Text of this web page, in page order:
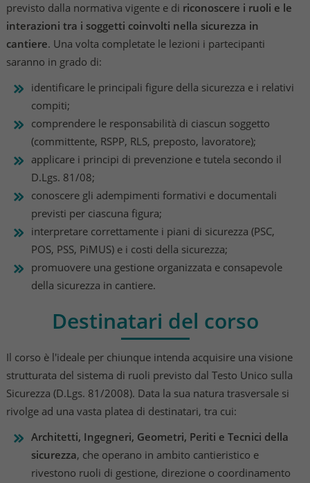
previsto dalla normativa vigente e di riconoscere i ruoli e le
interazioni tra i soggetti coinvolti nella sicurezza in
cantiere. Una volta completate le lezioni i partecipanti
saranno in grado di:
identificare le principali figure della sicurezza e i relativi
compiti;
comprendere le responsabilità di ciascun soggetto
(committente, RSPP, RLS, preposto, lavoratore);
applicare i principi di prevenzione e tutela secondo il
D.Lgs. 81/08;
conoscere gli adempimenti formativi e documentali
previsti per ciascuna figura;
interpretare correttamente i piani di sicurezza (PSC,
POS, PSS, PiMUS) e i costi della sicurezza;
promuovere una gestione organizzata e consapevole
della sicurezza in cantiere.
Destinatari del corso
Il corso è l'ideale per chiunque intenda acquisire una visione
strutturata del sistema di ruoli previsto dal Testo Unico sulla
Sicurezza (D.Lgs. 81/2008). Data la sua natura trasversale si
rivolge ad una vasta platea di destinatari, tra cui:
Architetti, Ingegneri, Geometri, Periti e Tecnici della
sicurezza, che operano in ambito cantieristico e
rivestono ruoli di gestione, direzione o coordinamento